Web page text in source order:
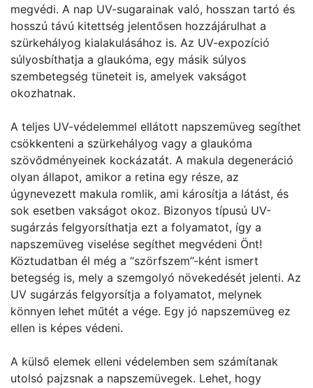
megvédi. A nap UV-sugarainak való, hosszan tartó és
hosszú távú kitettség jelentősen hozzájárulhat a
szürkehályog kialakulásához is. Az UV-expozíció
súlyosbíthatja a glaukóma, egy másik súlyos
szembetegség tüneteit is, amelyek vakságot
okozhatnak.
A teljes UV-védelemmel ellátott napszemüveg segíthet
csökkenteni a szürkehályog vagy a glaukóma
szövődményeinek kockázatát. A makula degeneráció
olyan állapot, amikor a retina egy része, az
úgynevezett makula romlik, ami károsítja a látást, és
sok esetben vakságot okoz. Bizonyos típusú UV-
sugárzás felgyorsíthatja ezt a folyamatot, így a
napszemüveg viselése segíthet megvédeni Önt!
Köztudatban él még a “szörfszem”-ként ismert
betegség is, mely a szemgolyó növekedését jelenti. Az
UV sugárzás felgyorsítja a folyamatot, melynek
könnyen lehet műtét a vége. Egy jó napszemüveg ez
ellen is képes védeni.
A külső elemek elleni védelemben sem számítanak
utolsó pajzsnak a napszemüvegek. Lehet, hogy